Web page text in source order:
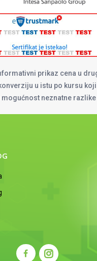
prikaz cena u
u istu po kursu
neznatne